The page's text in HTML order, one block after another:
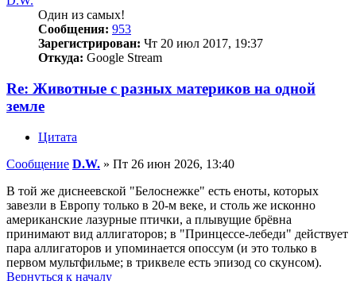
Один из самых!
Сообщения: 953
Зарегистрирован: Чт 20 июл 2017, 19:37
Откуда: Google Stream
Re: Животные с разных материков на одной
земле
Цитата
Сообщение D.W. » Пт 26 июн 2026, 13:40
В той же диснеевской "Белоснежке" есть еноты, которых
завезли в Европу только в 20-м веке, и столь же исконно
американские лазурные птички, а плывущие брёвна
принимают вид аллигаторов; в "Принцессе-лебеди" действует
пара аллигаторов и упоминается опоссум (и это только в
первом мультфильме; в триквеле есть эпизод со скунсом).
Вернуться к началу